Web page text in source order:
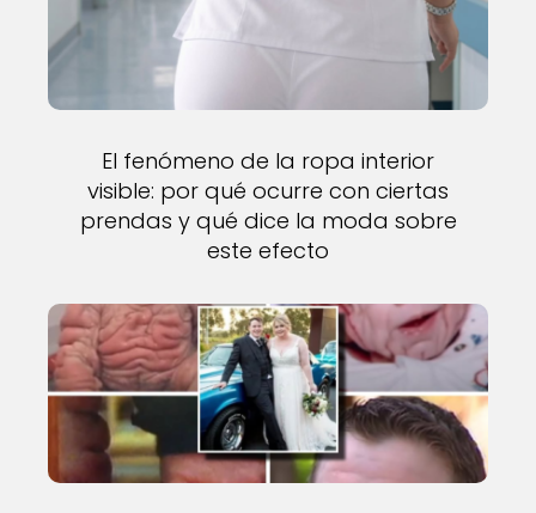
El fenómeno de la ropa interior
visible: por qué ocurre con ciertas
prendas y qué dice la moda sobre
este efecto